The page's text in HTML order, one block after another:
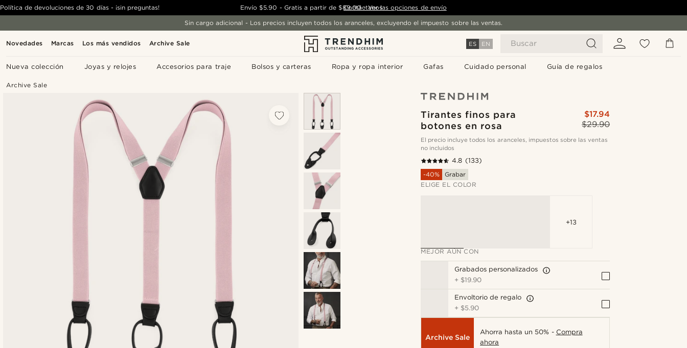
Novedades Marcas Los más vendidos Archive Sale ES EN Buscar
Nueva colección Joyas y relojes Accesorios para traje Bolsos y carteras Ropa y ropa interior Gafas Cuidado personal Guía de regalos
Política de devoluciones de 30 días - ¡sin preguntas! Envío $5.90 - Gratis a partir de $89.00 - Ver las opciones de envío
Contáctanos
Sin cargo adicional - Los precios incluyen todos los aranceles, excluyendo el impuesto sobre las ventas.
Archive Sale
Tirantes finos para
botones en rosa
$29.90
$17.94
El precio incluye todos los aranceles, impuestos sobre las ventas
no incluidos
4.8 (133)
-40%
Grabar
ELIGE EL COLOR
+13
MEJOR AÚN CON
Grabados personalizados
+ $19.90
Envoltorio de regalo
+ $5.90
Archive Sale
Ahorra hasta un 50% - Compra
ahora